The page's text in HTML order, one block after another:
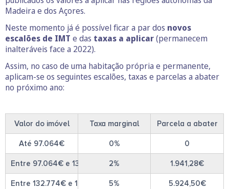
Madeira e dos Açores.
Neste momento já é possível ficar a par dos novos
escalões de IMT e das taxas a aplicar(permanecem
inalteráveis face a 2022).
Assim, no caso de uma habitação própria e permanente,
aplicam-se os seguintes escalões, taxas e parcelas a abater
no próximo ano:
Valor do imóvel Taxa marginal Parcela a abater
Até 97.064€ 0% 0
Entre 97.064€ e 132.774€ 2% 1.941,28€
Entre 132.774€ e 181.034€ 5% 5.924,50€